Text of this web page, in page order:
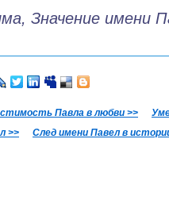
Значение имени
Павла в любви >>
>>
След имени Павел в